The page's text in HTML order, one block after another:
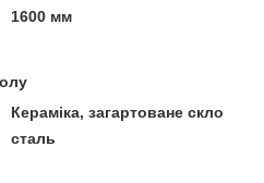
1600 мм
Кераміка, загартоване скло
сталь